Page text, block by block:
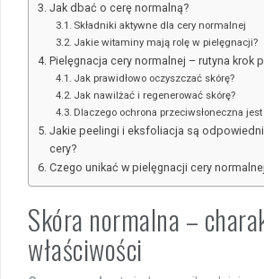
Jak dbać o cerę normalną?
Składniki aktywne dla cery normalnej
Jakie witaminy mają rolę w pielęgnacji?
Pielęgnacja cery normalnej – rutyna krok
Jak prawidłowo oczyszczać skórę?
Jak nawilżać i regenerować skórę?
Dlaczego ochrona przeciwsłoneczna
Jakie peelingi i eksfoliacja są
cery?
Czego unikać w pielęgnacji cery
Skóra normalna –
właściwości